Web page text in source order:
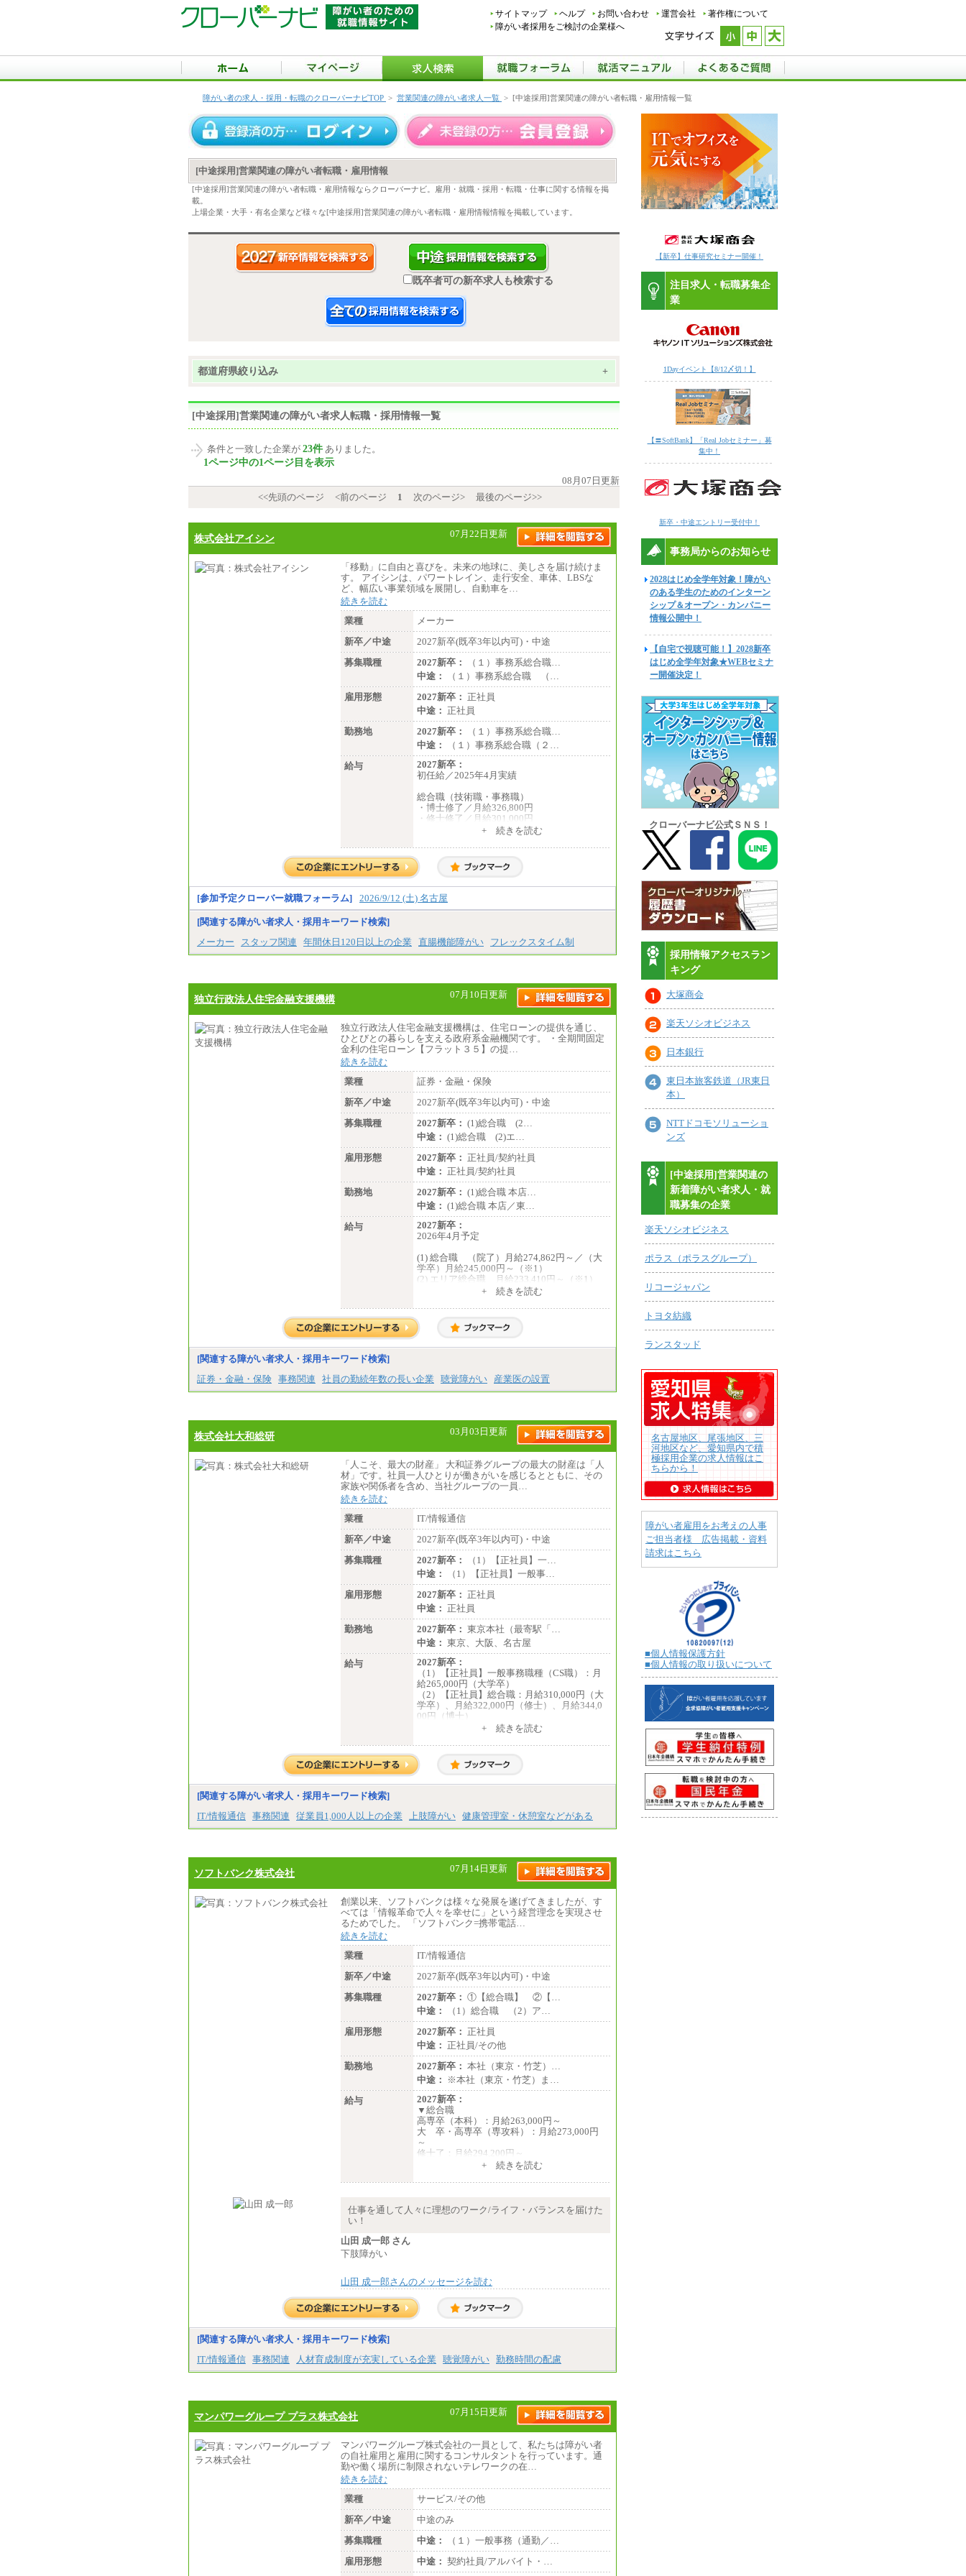
サイトマップ ヘルプ お問い合わせ 運営会社
著作権について
障がい者採用をご検討の企業様へ
障がい者の求人・採用・転職のクローバーナビTOP > 営業関連の障がい者求人一覧 > [中途採用]営業関連の障がい者転職・雇用情報一覧
[中途採用]営業関連の障がい者転職・雇用情報
[中途採用]営業関連の障がい者転職・雇用情報ならクローバーナビ。雇用・就職・採用・転職・仕事に関する情報を掲
載。
上場企業・大手・有名企業など様々な[中途採用]営業関連の障がい者転職・雇用情報情報を掲載しています。
既卒者可の新卒求人も検索する
都道府県絞り込み +
[中途採用]営業関連の障がい者求人転職・採用情報一覧
条件と一致した企業が 23件 ありました。
1ページ中の1ページ目を表示
08月07日更新
<<先頭のページ
<前のページ 1 次のページ> 最後のページ>>
株式会社アイシン 07月22日更新
「移動」に自由と喜びを。未来の地球に、美しさを届け続けま
す。 アイシンは、パワートレイン、走行安全、車体、LBSな
ど、幅広い事業領域を展開し、自動車を…
続きを読む
業種
メーカー
新卒／中途
2027新卒(既卒3年以内可)・中途
募集職種
2027新卒：
（１）事務系総合職…
中途：
（１）事務系総合職 （…
雇用形態
2027新卒： 正社員
中途： 正社員
勤務地
2027新卒：
（１）事務系総合職…
中途：
（１）事務系総合職（２…
給与
2027新卒：
初任給／2025年4月実績
総合職（技術職・事務職）
・博士修了／月給326,800円
・修士修了／月給301,000円
・大学卒／月給282,000円
・高専卒（専攻科）／月給282,000円
・高専卒（本科）／月給256,000円
一般事務職
0円
・高専卒（専攻科）／月給206,400円
・専門卒（2年）／月給197,800円
※試用期間中も給与に変更はございません。
（１）（２）
月給：270,000円～
年収例：
・610万円/28歳・月給34万円
・1,090万円/38歳・月給59万円 *残業代・
家族手当対象外
（３）
月給：190,000円～
想定年収：340万円～610万円
年収例：
・460万円/28歳・月給26万円
・520万円/32歳・月給29万円
（４）
月給：201,000円～
想定年収：360万円～680万円
年収例：
・520万円/32歳・月給29万円
年収例は賞与含む、残業代・家族手当含まず
※キャリアや能力等を考慮の上、当社規定に
※残業手当：別途支給
※固定給に固定残業代含まず
※試用期間中も給与に変更なし
+ 続きを読む
[参加予定クローバー就職フォーラム] 2026/9/12 (土) 名古屋
[関連する障がい者求人・採用キーワード検索]
メーカー
スタッフ関連 年間休日120日以上の企業 直腸機能障がい フレックスタイム制
独立行政法人住宅金融支援機構 07月10日更新
独立行政法人住宅金融支援機構は、住宅ローンの提供を通じ、
ひとびとの暮らしを支える政府系金融機関です。 ・全期間固定
金利の住宅ローン【フラット３５】の提…
続きを読む
業種
証券・金融・保険
新卒／中途
2027新卒(既卒3年以内可)・中途
募集職種
2027新卒： (1)総合職 (2…
中途： (1)総合職 (2)エ…
雇用形態
2027新卒： 正社員/契約社員
中途： 正社員/契約社員
勤務地
2027新卒： (1)総合職 本店…
中途： (1)総合職 本店／東…
給与
2027新卒：
2026年4月予定
(1) 総合職 （院了）月給274,862円～／（大
学卒）月給245,000円～（※1）
(2) エリア総合職 月給233,410円～（※1）
(3) アシスタントスタッフ 日給9,800円～12,
※１ 試用期間６か月（試用期間中も給与
に変更はございません）
※２ 勤務地により異なります
(2) エリア総合職 月給233,410円～（※1）
(3) アシスタントスタッフ 日給9,800円～12,
に変更なし）
※２ 勤務地により異なる
+ 続きを読む
[関連する障がい者求人・採用キーワード検索]
証券・金融・保険 事務関連 社員の勤続年数の長い企業 聴覚障がい 産業医の設置
株式会社大和総研 03月03日更新
「人こそ、最大の財産」 大和証券グループの最大の財産は「人
材」です。社員一人ひとりが働きがいを感じるとともに、その
家族や関係者を含め、当社グループの一員…
続きを読む
業種
IT/情報通信
新卒／中途
2027新卒(既卒3年以内可)・中途
募集職種
2027新卒：
（1）【正社員】一…
中途：
（1）【正社員】一般事…
雇用形態
2027新卒： 正社員
中途： 正社員
勤務地
2027新卒： 東京本社（最寄駅「…
中途： 東京、大阪、名古屋
給与
2027新卒：
（1）【正社員】一般事務職種（CS職）：月
給265,000円（大学卒）
（2）【正社員】総合職：月給310,000円（大
学卒）、月給322,000円（修士）、月給344,0
00円（博士）
※見習期間（試用期間、3か月）も給与に変
更はございません。
※一般事務職種（CS職）の大学院修了者は大
学卒の金額を最低額とし、
下記は新卒採用の給与です。経験者採用の場
合、下記を再下限としてご経験に応じた金額
（1）【正社員】一般事務職種（CS職）：月
給255,000円（大学卒）
（2）【正社員】総合職：月給300,000円（大
学卒）
※試用期間も同額
+ 続きを読む
[関連する障がい者求人・採用キーワード検索]
IT/情報通信 事務関連 従業員1,000人以上の企業 上肢障がい 健康管理室・休憩室などがある
ソフトバンク株式会社 07月14日更新
創業以来、ソフトバンクは様々な発展を遂げてきましたが、す
べては「情報革命で人々を幸せに」という経営理念を実現させ
るためでした。 「ソフトバンク=携帯電話…
続きを読む
業種
IT/情報通信
新卒／中途
2027新卒(既卒3年以内可)・中途
募集職種
2027新卒： ①【総合職】 ②【…
中途：
（1）総合職 （2）ア…
雇用形態
2027新卒： 正社員
中途： 正社員/その他
勤務地
2027新卒： 本社（東京・竹芝）…
中途：
※本社（東京・竹芝）ま…
給与
2027新卒：
▼総合職
高専卒（本科）：月給263,000円～
大 卒・高専卒（専攻科）：月給273,000円
～
修士了：月給294,200円～
博士了：月給304,800円～
※卓越した能力、高度な技術や実績をお持ち
揮できると認められる場合は、 上記の給与に
関わらず個別設定することがあります
※営業職に支給するインセンティブは除く
※試用期間中も給与に変更はございません
中途：
基本月給／20万5000円以上(正社員・準社
※経験、能力を考慮の上、当社規定によ
り優遇いたします
+ 続きを読む
仕事を通して人々に理想のワーク/ライフ・バランスを届けた
い！
山田 成一郎 さん
下肢障がい
山田 成一郎さんのメッセージを読む
[関連する障がい者求人・採用キーワード検索]
IT/情報通信 事務関連 人材育成制度が充実している企業 聴覚障がい 勤務時間の配慮
マンパワーグループ プラス株式会社 07月15日更新
マンパワーグループ株式会社の一員として、私たちは障がい者
の自社雇用と雇用に関するコンサルタントを行っています。通
勤や働く場所に制限されないテレワークの在…
続きを読む
業種
サービス/その他
新卒／中途
中途のみ
募集職種
中途：
（１）一般事務（通勤／…
雇用形態
中途： 契約社員/アルバイト・…
【新卒】仕事研究セミナー開催！
注目求人・転職募集企
業
1Dayイベント【8/12〆切！】
【〓SoftBank】「Real Jobセミナー」募
集中！
新卒・中途エントリー受付中！
事務局からのお知らせ
2028はじめ全学年対象！障がい
のある学生のためのインターン
シップ＆オープン・カンパニー
情報公開中！
【自宅で視聴可能！】2028新卒
はじめ全学年対象★WEBセミナ
ー開催決定！
クローバーナビ公式ＳＮＳ！
採用情報アクセスラン
キング
大塚商会
楽天ソシオビジネス
日本銀行
東日本旅客鉄道（JR東日
本）
NTTドコモソリューショ
ンズ
[中途採用]営業関連の
新着障がい者求人・就
職募集の企業
楽天ソシオビジネス
ポラス（ポラスグループ）
リコージャパン
トヨタ紡織
ランスタッド
名古屋地区、尾張地区、三
河地区など、愛知県内で積
極採用企業の求人情報はこ
ちらから！
障がい者雇用をお考えの人事
ご担当者様 広告掲載・資料
請求はこちら
■個人情報保護方針
■個人情報の取り扱いについて